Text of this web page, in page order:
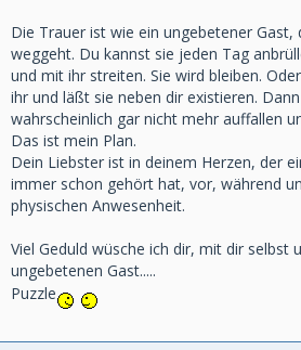
Die Trauer ist wie ein ungebetener
weggeht. Du kannst sie jeden Tag
und mit ihr streiten. Sie wird bleiben.
ihr und läßt sie neben dir existieren.
wahrscheinlich gar nicht mehr auffallen
Das ist mein Plan.
Dein Liebster ist in deinem Herzen, der
immer schon gehört hat, vor, während
physischen Anwesenheit.
Viel Geduld wüsche ich dir, mit dir selbst
ungebetenen Gast.....
Puzzle